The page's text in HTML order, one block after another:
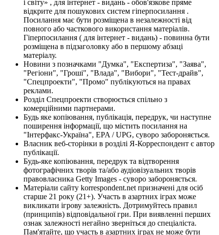
і світу» , для інтернет - видань - обов'язкове пряме
відкрите для пошукових систем гіперпосилання .
Посилання має бути розміщена в незалежності від
повного або часткового використання матеріалів.
Гіперпосилання ( для інтернет - видань) - повинна бути
розміщена в підзаголовку або в першому абзаці
матеріалу.
Новини з позначками "Думка", "Експертиза", "Заява",
"Регіони", "Гроші", "Влада", "Вибори", "Тест-драйв",
"Спецпроекти", "Промо" публікуються на правах
реклами.
Розділ Спецпроекти створюється спільно з
комерційними партнерами.
Будь яке копіювання, публікація, передрук, чи наступне
поширення інформації, що містить посилання на
"Інтерфакс-Україна", EPA / UPG, суворо забороняється.
Власник веб-сторінки в розділі Я-Корреспондент є автор
публікації.
Будь-яке копіювання, передрук та відтворення
фотографічних творів та/або аудіовізуальних творів
правовласника Getty Images - суворо забороняється.
Матеріали сайту korrespondent.net призначені для осіб
старше 21 року (21+). Участь в азартних іграх може
викликати ігрову залежність. Дотримуйтесь правил
(принципів) відповідальної гри. При виявленні перших
ознак залежності негайно зверніться до спеціаліста.
Пам'ятайте, що участь в азартних іграх не може бути